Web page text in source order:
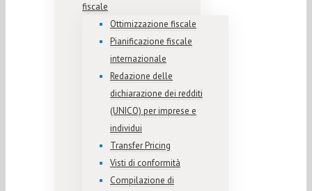
fiscale
Ottimizzazione fiscale
Pianificazione fiscale
internazionale
Redazione delle
dichiarazione dei redditi
(UNICO) per imprese e
individui
Transfer Pricing
Visti di conformità
Compilazione di